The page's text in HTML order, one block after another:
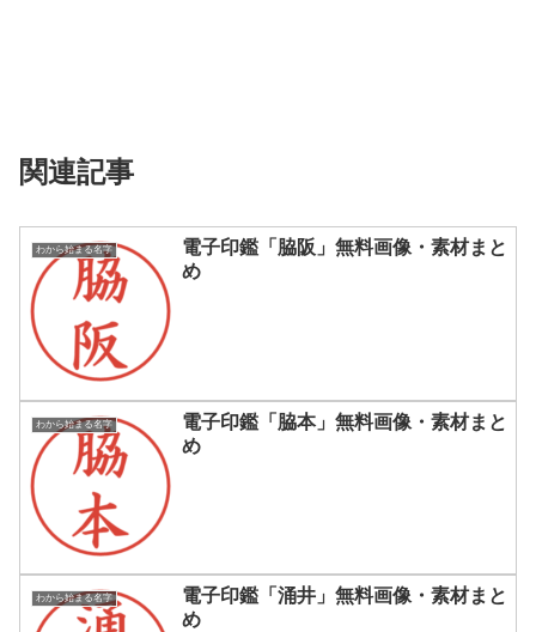
関連記事
わから始まる名字
電子印鑑「脇阪」無料画像・素材まと
め
わから始まる名字
電子印鑑「脇本」無料画像・素材まと
め
わから始まる名字
電子印鑑「涌井」無料画像・素材まと
め